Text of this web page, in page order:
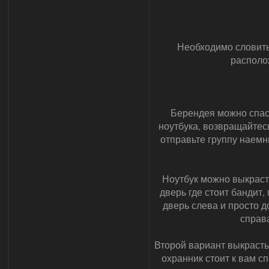
Необходимо
Берендея можно
ноутбука,
отправьте группу
Ноутбук можно
дверь где стоит
дверь слева и просто
Второй вариант
охранник стоит к вам